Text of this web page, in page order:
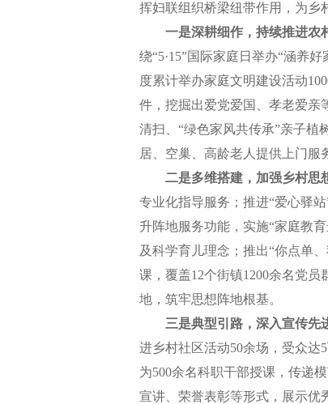
挥妇联组织桥梁纽带作用，为乡
一是深耕细作，持续推进农
绕“5·15”国际家庭日举办“涵养
度累计举办家庭文明建设活动
件，挖掘出爱党爱国、孝老爱亲
清扫、“绿色家风共传承”亲子植
居、空巢、高龄老人提供上门服
二是多维搭建，加强乡村思
专业化指导服务；推进“爱心驿
升阵地服务功能，实施“家庭教
及科学育儿理念；推出“你点单
课，覆盖12个街镇1200余名党
地，筑牢思想阵地根基。
三是典型引路，深入宣传先
进乡村社区活动50余场，受众达
为500余名科职干部授课，传递
宣讲、荣誉表彰等形式，展示优